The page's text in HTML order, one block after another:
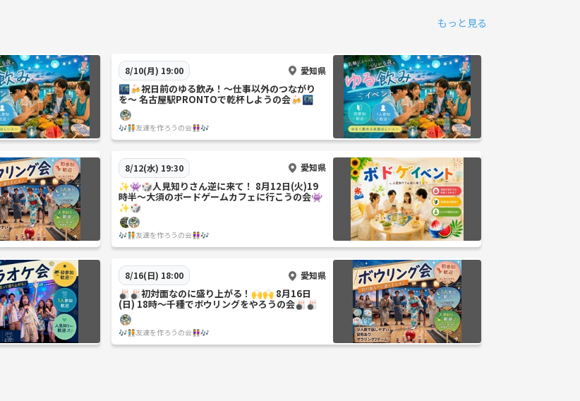
もっと見る
8/10(月) 19:00 愛知県
🌃🍻祝日前のゆる飲み！〜仕事以外のつながり
を〜 名古屋駅PRONTOで乾杯しようの会🍻🌃
🎶🧑‍🤝‍🧑友達を作ろうの会👭🎶
8/12(水) 19:30 愛知県
✨️👾🎲人見知りさん逆に来て！ 8月12日(火)19
時半〜大須のボードゲームカフェに行こうの会👾
✨️🎲
🎶🧑‍🤝‍🧑友達を作ろうの会👭🎶
8/16(日) 18:00 愛知県
🎳🎳初対面なのに盛り上がる！🙌🙌 8月16日
(日) 18時〜千種でボウリングをやろうの会🎳🎳
🎶🧑‍🤝‍🧑友達を作ろうの会👭🎶